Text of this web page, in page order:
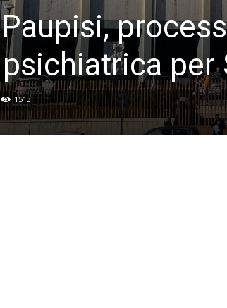
per
1513